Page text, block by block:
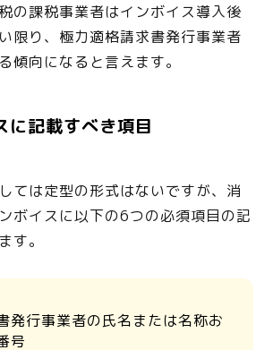
の課税事業者はインボイス導入後
限り、極力適格請求書発行事業者
傾向になると言えます。
に記載すべき項目
ては定型の形式はないですが、消
ボイスに以下の6つの必須項目の記
す。
発行事業者の氏名または名称お
号